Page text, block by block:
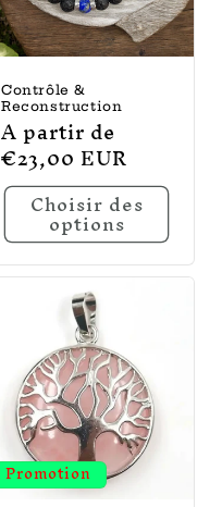
Contrôle &
Reconstruction
Prix
habituel
A partir de
€23,00 EUR
Choisir des
options
Promotion